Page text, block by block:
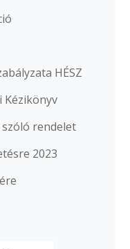
HÉSZ
Kézikönyv
rendelet
2023